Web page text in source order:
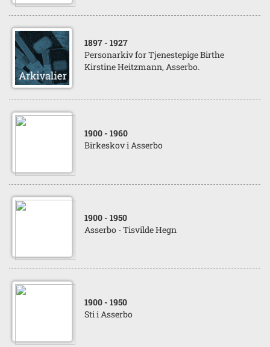
1897 - 1927
Personarkiv for Tjenestepige Birthe
Kirstine Heitzmann, Asserbo.
1900 - 1960
Birkeskov i Asserbo
1900 - 1950
Asserbo - Tisvilde Hegn
1900 - 1950
Sti i Asserbo